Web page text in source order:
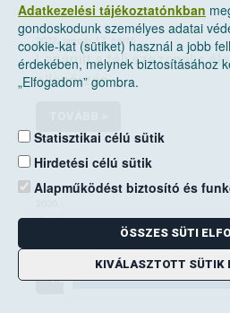
2022. január 17, hétfő
Lezárult a téli szezonális
ellenőrzés
Csongrád megyét is elérte
TOVÁBB >
Adatkezelési tájékoztatónkban
gondoskodunk személyes adatai
cookie-kat (sütiket) használ a jobb
érdekében, melynek biztosításához
„Elfogadom” gombra.
Statisztikai célú sütik
Hirdetési célú sütik
Alapműködést biztosító és
ÖSSZES SÜTI
KIVÁLASZTOTT SÜTIK